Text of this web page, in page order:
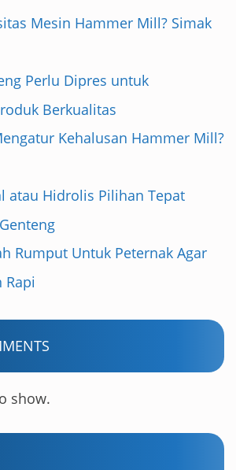
Mesin Hammer Mill? Simak
Perlu Dipres untuk
Berkualitas
Kehalusan Hammer Mill?
atau Hidrolis Pilihan Tepat
Rumput Untuk Peternak Agar
Rapi
show.